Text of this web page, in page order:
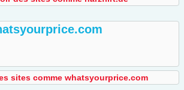
sites comme whatsyourprice.com